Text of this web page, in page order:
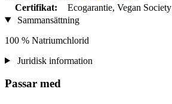
Certifikat:
Ecogarantie, Vegan Society
Sammansättning
100 % Natriumchlorid
Juridisk information
Passar med